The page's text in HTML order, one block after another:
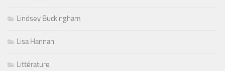
Lindsey Buckingham
Lisa Hannah
Littérature